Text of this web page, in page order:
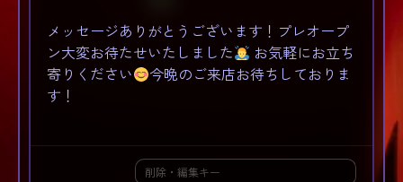
メッセージありがとうございます！プレオープ
ン大変お待たせいたしました
お気軽にお立ち
寄りください
今晩のご来店お待ちしておりま
す！